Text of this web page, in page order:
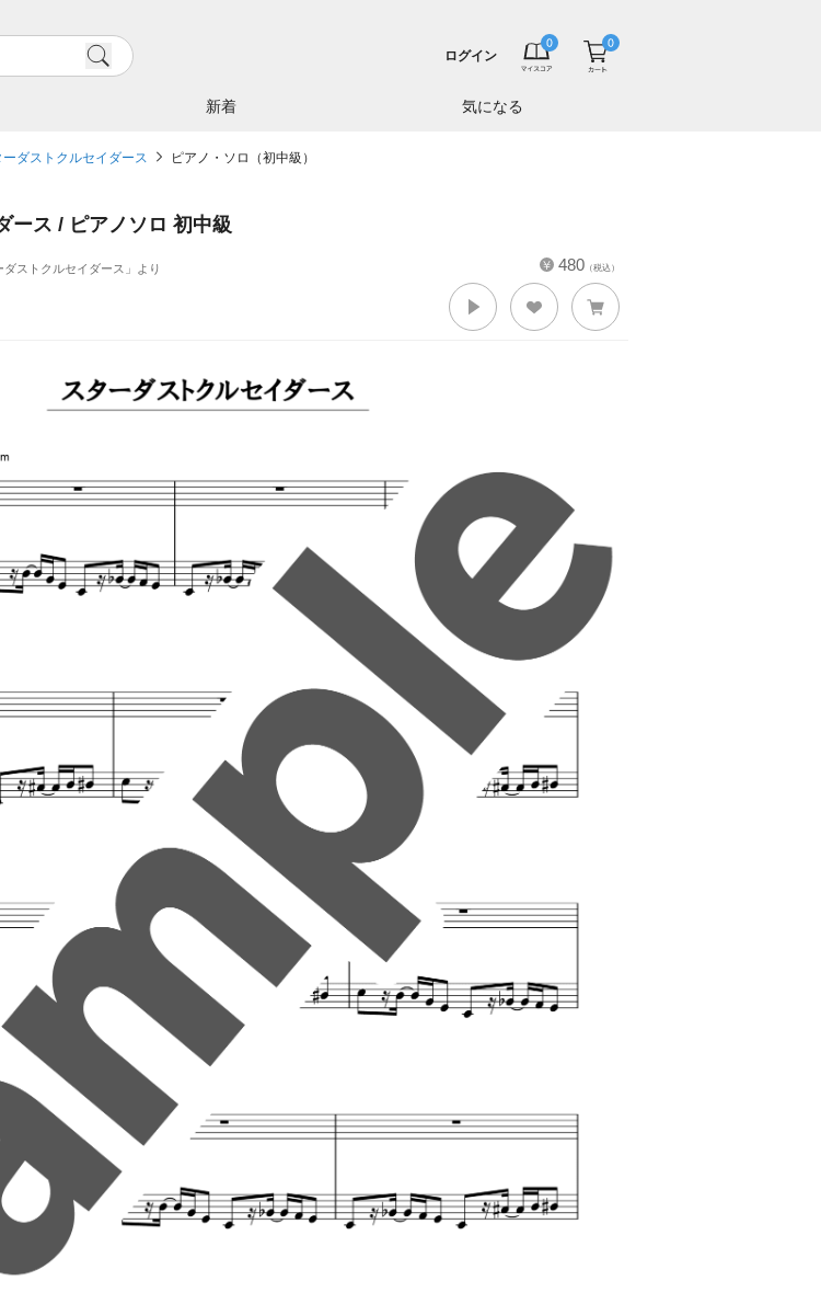
新着 気になる
ログイン
ーダストクルセイダース ピアノ・ソロ（初中級）
ース / ピアノソロ 初中級
ストクルセイダース」より
480 （税込）